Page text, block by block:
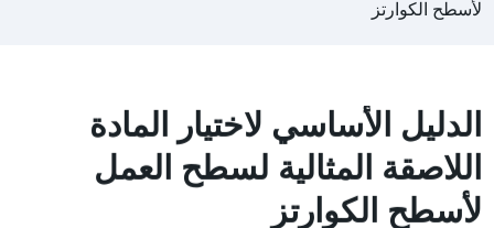
لأسطح الكوارتز
الدليل الأساسي لاختيار المادة
اللاصقة المثالية لسطح العمل
لأسطح الكوارتز